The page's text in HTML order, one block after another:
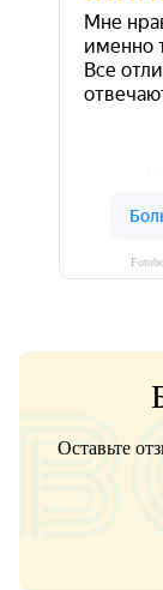
Оставьте